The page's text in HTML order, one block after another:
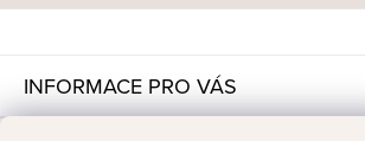
Z
A
INFORMACE PRO VÁS